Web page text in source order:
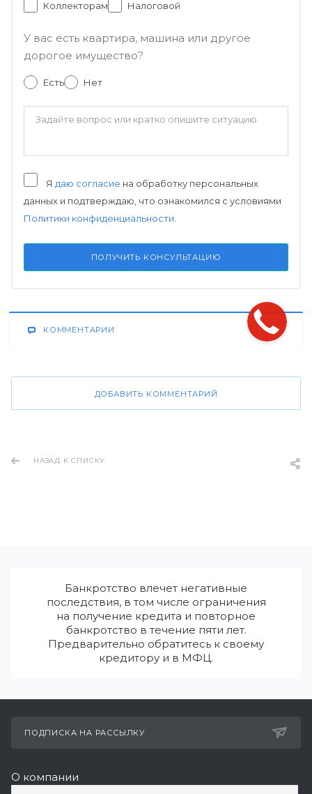
Коллекторам
Налоговой
У вас есть квартира, машина или другое
дорогое имущество?
Есть Нет
Я даю согласие на обработку персональных
данных и подтверждаю, что ознакомился с условиями
Политики конфиденциальности
ПОЛУЧИТЬ КОНСУЛЬТАЦИЮ
КОММЕНТАРИИ
ДОБАВИТЬ КОММЕНТАРИЙ
НАЗАД К СПИСКУ
Банкротство влечет негативные
последствия, в том числе ограничения
на получение кредита и повторное
банкротство в течение пяти лет.
Предварительно обратитесь к своему
кредитору и в МФЦ.
ПОДПИСКА НА РАССЫЛКУ
О компании